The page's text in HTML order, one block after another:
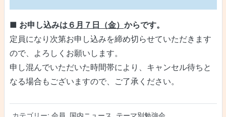
■ お申し込みは６月７日（金） からです。
定員になり次第お申し込みを締め切らせていただきます
ので、よろしくお願いします。
申し混んでいただいた時間帯により、キャンセル待ちと
なる場合もございますので、ご了承ください。
カテゴリー: 会員, 国内ニュース, テーマ別勉強会